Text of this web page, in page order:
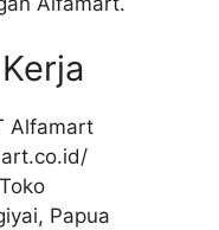
Alfamart
Papua